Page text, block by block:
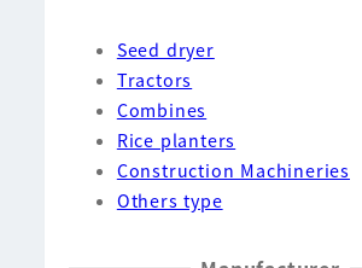
Seed dryer
Tractors
Combines
Rice planters
Construction Machineries
Others type